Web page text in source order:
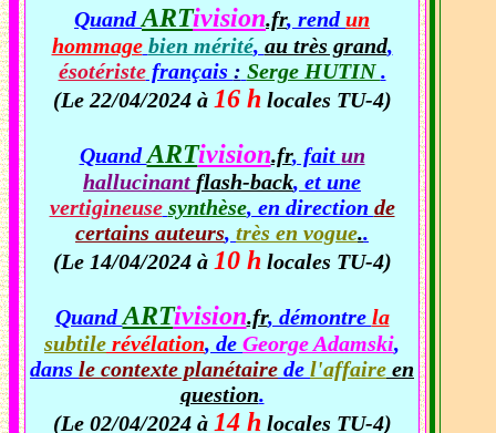
QuandARTivision.fr, rendun
hommage bien mérité, au très grand,
ésotéristefrançais : Serge HUTIN.
(Le 22/04/2024 à 16 h locales TU-4)
QuandARTivision.fr, fait un
hallucinant flash-back, et une
vertigineuse synthèse, en direction de
certains auteurs, très en vogue..
(Le 14/04/2024 à 10 h locales TU-4)
QuandARTivision.fr, démontre la
subtile révélation, de George Adamski,
dans le contexte planétaire de l'affaire en
question.
(Le 02/04/2024 à 14 h locales TU-4)